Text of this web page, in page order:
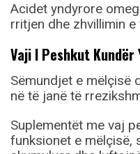
Acidet yndyrore
rritjen dhe zhvillimin e
Vaji I Peshkut Kundër
Sëmundjet e mëlçisë
në të janë të
Suplementët me vaj
funksionet e mëlçisë,